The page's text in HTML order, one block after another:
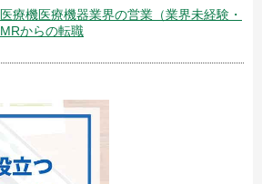
医療機医療機器業界の営業（業界未経験・
MRからの転職